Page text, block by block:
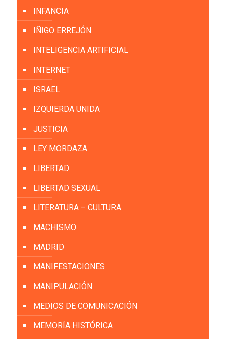
INFANCIA
IÑIGO ERREJÓN
INTELIGENCIA ARTIFICIAL
INTERNET
ISRAEL
IZQUIERDA UNIDA
JUSTICIA
LEY MORDAZA
LIBERTAD
LIBERTAD SEXUAL
LITERATURA – CULTURA
MACHISMO
MADRID
MANIFESTACIONES
MANIPULACIÓN
MEDIOS DE COMUNICACIÓN
MEMORÍA HISTÓRICA